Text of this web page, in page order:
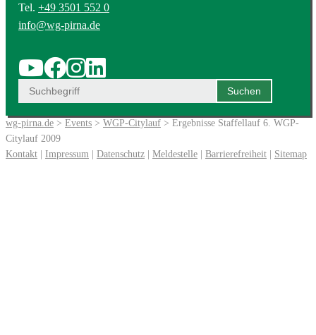
Tel. +49 3501 552 0
info@wg-pirna.de
wg-pirna.de > Events > WGP-Citylauf > Ergebnisse Staffellauf 6. WGP-
Citylauf 2009
Kontakt | Impressum | Datenschutz | Meldestelle | Barrierefreiheit | Sitemap